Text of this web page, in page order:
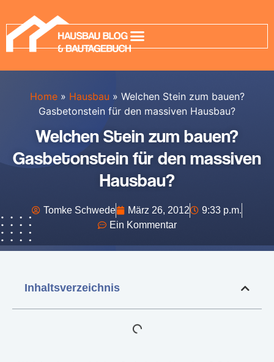
Home » Hausbau » Welchen Stein zum bauen?
Gasbetonstein für den massiven Hausbau?
Welchen Stein zum bauen?
Gasbetonstein für den massiven
Hausbau?
Tomke Schwede März 26, 2012
9:33 p.m.
Ein Kommentar
Inhaltsverzeichnis